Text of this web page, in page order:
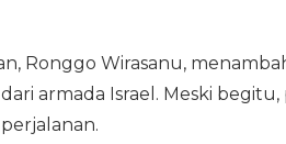
Ronggo Wirasanu,
armada Israel. Meski